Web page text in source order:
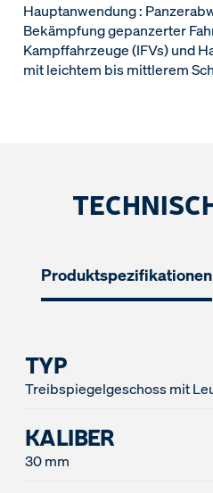
Hauptanwendung :
Bekämpfung gepanzerter
Kampffahrzeuge (IFVs) und
mit leichtem bis mittlerem
Produktspezifikationen
TYP
Treibspiegelgeschoss mit
KALIBER
30 mm